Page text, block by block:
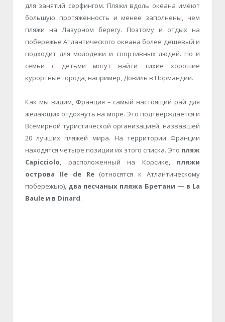
для занятий серфингом. Пляжи вдоль океана имеют
большую протяженность и менее заполнены, чем
пляжи на Лазурном берегу. Поэтому и отдых на
побережье Атлантического океана более дешевый и
подходит для молодежи и спортивных людей. Но и
семьи с детьми могут найти тихие хорошие
курортные города, например, Довиль в Нормандии.
Как мы видим, Франция – самый настоящий рай для
желающих отдохнуть на море. Это подтверждается и
Всемирной туристической организацией, назвавшей
20 лучших пляжей мира. На территории Франции
находятся четыре позиции их этого списка. Это пляж
Capicciolo, расположенный на Корсике, пляжи
острова Ile de Re(относятся к Атлантическому
побережью), два песчаных пляжа Бретани — в La
Baule и в Dinard.